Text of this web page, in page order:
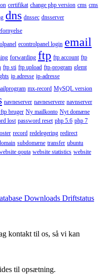
certifikat change php version cms cms
dns dnssec dnsserver
econtrolpanel login email
forwarding ftp ftp account ftp
ftp sti ftp upload ftp-program glemt
ip adresse ip-adresse
mx-record MySQL version
navneserver navneservere navnserver
bruger Ny mailkonto Nyt domæne
lost password reset php 5.6 php 7
record redelegering redirect
subdomæne transfer ubuntu
qouta website statistics website
Downloads Driftstatus
kontakt til os, så vi kan
til opsætning.